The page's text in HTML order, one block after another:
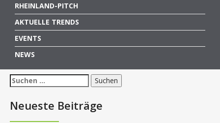
RHEINLAND-PITCH
AKTUELLE TRENDS
EVENTS
NEWS
Suchen
nach:
Neueste Beiträge